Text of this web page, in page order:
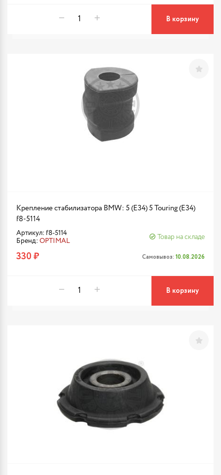
В корзину
Крепление стабилизатора BMW: 5 (E34) 5 Touring (E34)
f8-5114
Артикул: f8-5114
Бренд: OPTIMAL
Товар на складе
330 ₽ Самовывоз: 10.08.2026
В корзину